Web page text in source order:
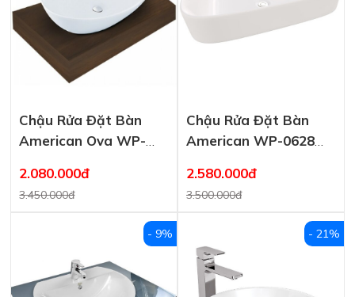
Chậu Rửa Đặt Bàn
American Ova WP-
2.080.000đ
3.450.000đ
Chậu Rửa Đặt Bàn
American WP-0628
2.580.000đ
3.500.000đ
- 9% - 21%